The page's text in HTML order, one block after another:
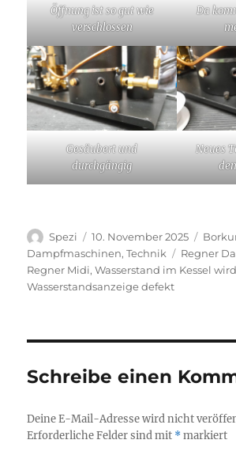
Öffnung ist so gut wie
verschlossen
Da
Gesäubert und
durchgängig
Neues
Autor
Spezi
Veröffentlicht
am
10. November 2025
Dampfmaschinen,Technik Regner
Regner Midi,Wasserstand im Kessel
Wasserstandsanzeige defekt
Schreibe einen
Deine E-Mail-Adresse wird nicht
Erforderliche Felder sind mit *markiert